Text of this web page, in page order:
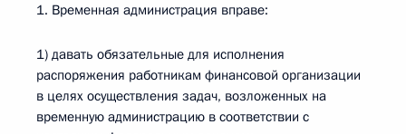
1. Временная администрация вправе:
1) давать обязательные для исполнения
распоряжения работникам финансовой организации
в целях осуществления задач, возложенных на
временную администрацию в соответствии с